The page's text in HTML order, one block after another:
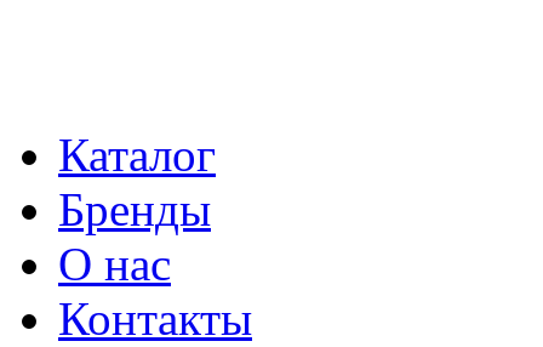
Каталог
Бренды
О нас
Контакты